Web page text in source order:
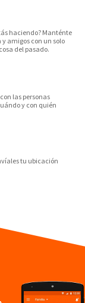
haciendo? Manténte
amigos con un solo
del pasado.
las personas
y con quién
tu ubicación